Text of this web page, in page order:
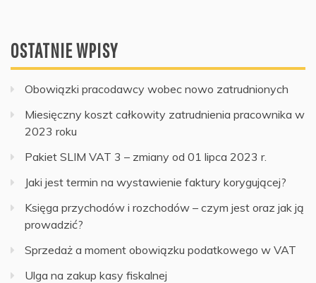
OSTATNIE WPISY
Obowiązki pracodawcy wobec nowo zatrudnionych
Miesięczny koszt całkowity zatrudnienia pracownika w
2023 roku
Pakiet SLIM VAT 3 – zmiany od 01 lipca 2023 r.
Jaki jest termin na wystawienie faktury korygującej?
Księga przychodów i rozchodów – czym jest oraz jak ją
prowadzić?
Sprzedaż a moment obowiązku podatkowego w VAT
Ulga na zakup kasy fiskalnej